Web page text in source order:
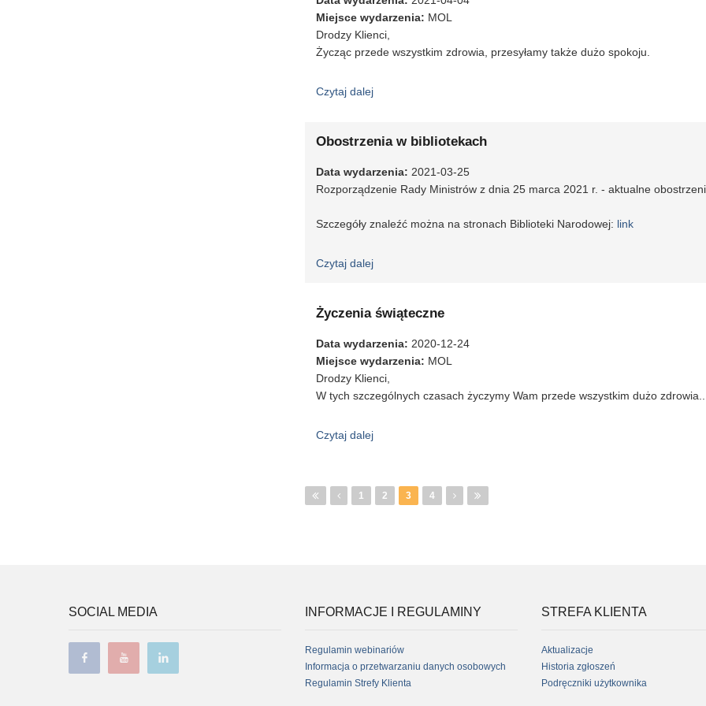
Miejsce wydarzenia: MOL
Drodzy Klienci,
Życząc przede wszystkim zdrowia, przesyłamy także dużo spokoju.
Czytaj dalej
Obostrzenia w bibliotekach
Data wydarzenia: 2021-03-25
Rozporządzenie Rady Ministrów z dnia 25 marca 2021 r. - aktualne
Szczegóły znaleźć można na stronach Biblioteki Narodowej: link
Czytaj dalej
Życzenia świąteczne
Data wydarzenia: 2020-12-24
Miejsce wydarzenia: MOL
Drodzy Klienci,
W tych szczególnych czasach życzymy Wam przede wszystkim dużo
Czytaj dalej
Strony
1 2 3 4
SOCIAL MEDIA INFORMACJE I REGULAMINY
Regulamin webinariów
Informacja o przetwarzaniu danych osobowych
Regulamin Strefy Klienta
STREFA KLIENTA
Aktualizacje
Historia zgłoszeń
Podręczniki użytkownika